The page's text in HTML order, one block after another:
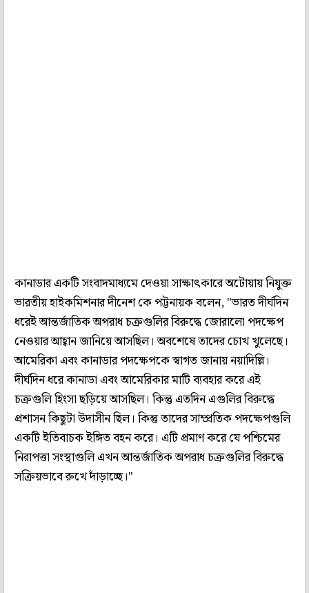
কানাডার একটি সংবাদমাধ্যমে দেওয়া সাক্ষাৎকারে অটোয়ায় নিযুক্ত
ভারতীয় হাইকমিশনার দীনেশ কে পট্টনায়ক বলেন, "ভারত দীর্ঘদিন
ধরেই আন্তর্জাতিক অপরাধ চক্রগুলির বিরুদ্ধে জোরালো পদক্ষেপ
নেওয়ার আহ্বান জানিয়ে আসছিল। অবশেষে তাদের চোখ খুলেছে।
আমেরিকা এবং কানাডার পদক্ষেপকে স্বাগত জানায় নয়াদিল্লি।
দীর্ঘদিন ধরে কানাডা এবং আমেরিকার মাটি ব্যবহার করে এই
চক্রগুলি হিংসা ছড়িয়ে আসছিল। কিন্তু এতদিন এগুলির বিরুদ্ধে
প্রশাসন কিছুটা উদাসীন ছিল। কিন্তু তাদের সাম্প্রতিক পদক্ষেপগুলি
একটি ইতিবাচক ইঙ্গিত বহন করে। এটি প্রমাণ করে যে পশ্চিমের
নিরাপত্তা সংস্থাগুলি এখন আন্তর্জাতিক অপরাধ চক্রগুলির বিরুদ্ধে
সক্রিয়ভাবে রুখে দাঁড়াচ্ছে।"